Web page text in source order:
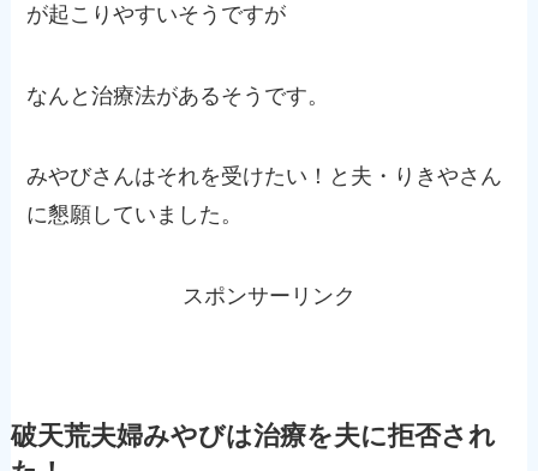
が起こりやすいそうですが
なんと治療法があるそうです。
みやびさんはそれを受けたい！と夫・りきやさん
に懇願していました。
スポンサーリンク
破天荒夫婦みやびは治療を夫に拒否され